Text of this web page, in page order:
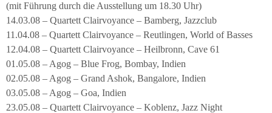
(mit Führung durch die Ausstellung um 18.30 Uhr)
14.03.08 – Quartett Clairvoyance – Bamberg, Jazzclub
11.04.08 – Quartett Clairvoyance – Reutlingen, World of Basses
12.04.08 – Quartett Clairvoyance – Heilbronn, Cave 61
01.05.08 – Agog – Blue Frog, Bombay, Indien
02.05.08 – Agog – Grand Ashok, Bangalore, Indien
03.05.08 – Agog – Goa, Indien
23.05.08 – Quartett Clairvoyance – Koblenz, Jazz Night